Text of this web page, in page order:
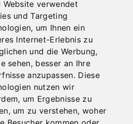
Website verwendet
und Targeting
um Ihnen ein
Internet-Erlebnis zu
und die Werbung,
sehen, besser an Ihre
anzupassen. Diese
nutzen wir
um Ergebnisse zu
um zu verstehen, woher
zu wahren,
aufgestellt.
Tulln und im
Kultusgemeinde
vom Tullner Bildhauermeister
Gedenkstein zur
des nationalsozialistischen
jüdischen Mitbürger